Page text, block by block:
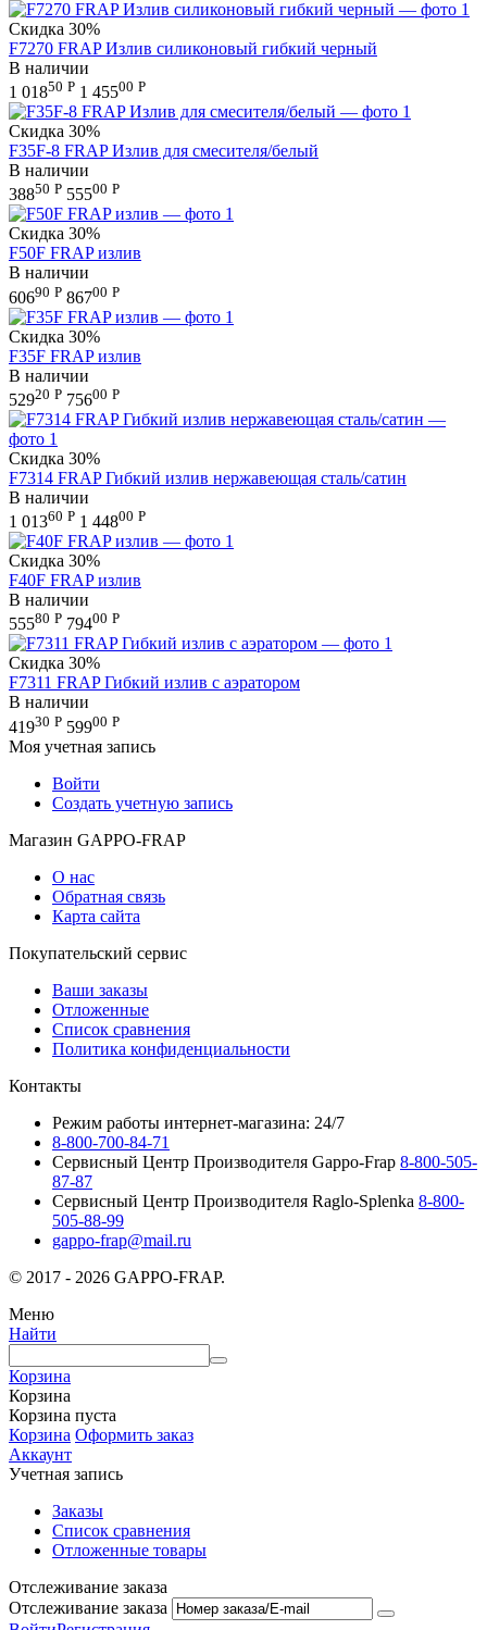
Скидка 30%
F7270 FRAP Излив силиконовый гибкий черный
В наличии
1 01850 Р 1 45500 Р
Скидка 30%
F35F-8 FRAP Излив для смесителя/белый
В наличии
38850 Р 55500 Р
Скидка 30%
F50F FRAP излив
В наличии
60690 Р 86700 Р
Скидка 30%
F35F FRAP излив
В наличии
52920 Р 75600 Р
Скидка 30%
F7314 FRAP Гибкий излив нержавеющая сталь/сатин
В наличии
1 01360 Р 1 44800 Р
Скидка 30%
F40F FRAP излив
В наличии
55580 Р 79400 Р
Скидка 30%
F7311 FRAP Гибкий излив с аэратором
В наличии
41930 Р 59900 Р
Моя учетная запись
Войти
Создать учетную запись
Магазин GAPPO-FRAP
О нас
Обратная связь
Карта сайта
Покупательский сервис
Ваши заказы
Отложенные
Список сравнения
Политика конфиденциальности
Контакты
Режим работы интернет-магазина: 24/7
8-800-700-84-71
Сервисный Центр Производителя Gappo-Frap 8-800-505-
87-87
Сервисный Центр Производителя Raglo-Splenka 8-800-
505-88-99
gappo-frap@mail.ru
© 2017 - 2026 GAPPO-FRAP.
Меню
Найти
Корзина
Корзина
Корзина пуста
Корзина Оформить заказ
Аккаунт
Учетная запись
Заказы
Список сравнения
Отложенные товары
Отслеживание заказа
Отслеживание заказа